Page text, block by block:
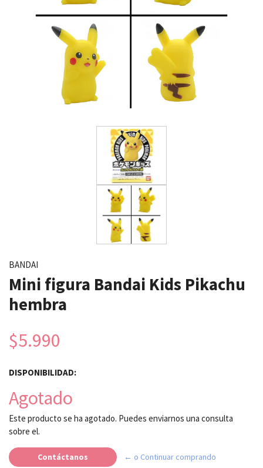
BANDAI
Mini figura Bandai Kids Pikachu
hembra
$5.990
DISPONIBILIDAD:
Agotado
Este producto se ha agotado. Puedes enviarnos una consulta
sobre el.
Contáctanos ← o Continuar comprando